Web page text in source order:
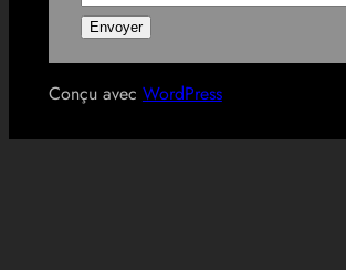
Conçu avec WordPress